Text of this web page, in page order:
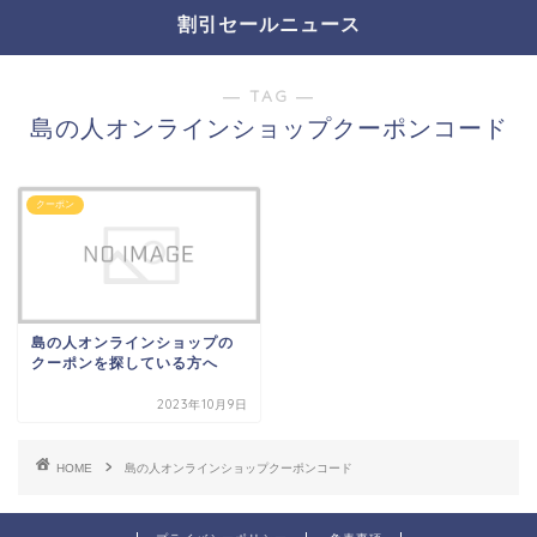
割引セールニュース
― TAG ―
島の人オンラインショップクーポンコード
クーポン
島の人オンラインショップの
クーポンを探している方へ
2023年10月9日
HOME 島の人オンラインショップクーポンコード